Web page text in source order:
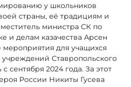
у школьников
страны, её традициям и
министра СК по
и делам казачества Арсен
для учащихся
Ставропольского
сентября 2024 года. За этот
России Никиты Гусева